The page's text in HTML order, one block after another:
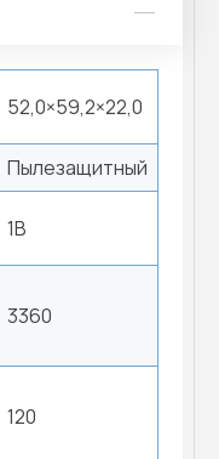
52,0×59,2×22,0
Пылезащитный
1B
3360
120